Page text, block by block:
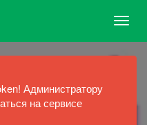
Администратору
на сервисе